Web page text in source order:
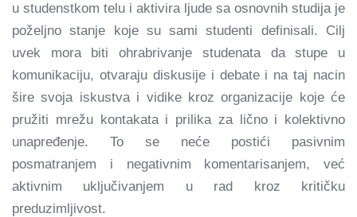
u studenstkom telu i aktivira ljude sa osnovnih studija je
poželjno stanje koje su sami studenti definisali. Cilj
uvek mora biti ohrabrivanje studenata da stupe u
komunikaciju, otvaraju diskusije i debate i na taj nacin
šire svoja iskustva i vidike kroz organizacije koje će
pružiti mrežu kontakata i prilika za lično i kolektivno
unapređenje. To se neće postići pasivnim
posmatranjem i negativnim komentarisanjem, već
aktivnim uključivanjem u rad kroz kritičku
preduzimljivost.